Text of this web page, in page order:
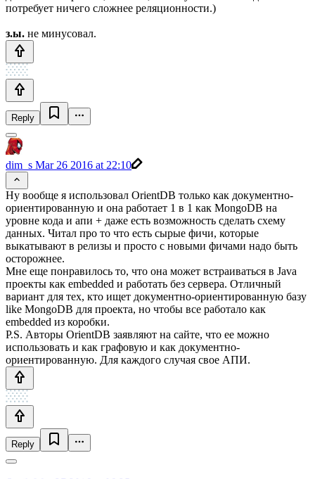
потребует ничего сложнее реляционности.)
з.ы. не минусовал.
Reply
dim_s Mar 26 2016 at 22:10
Ну вообще я использовал OrientDB только как документно-
ориентированную и она работает 1 в 1 как MongoDB на
уровне кода и апи + даже есть возможность сделать схему
данных. Читал про то что есть сырые фичи, которые
выкатывают в релизы и просто с новыми фичами надо быть
осторожнее.
Мне еще понравилось то, что она может встраиваться в Java
проекты как embedded и работать без сервера. Отличный
вариант для тех, кто ищет документно-ориентированную базу
like MongoDB для проекта, но чтобы все работало как
embedded из коробки.
P.S. Авторы OrientDB заявляют на сайте, что ее можно
использовать и как графовую и как документно-
ориентированную. Для каждого случая свое АПИ.
Reply